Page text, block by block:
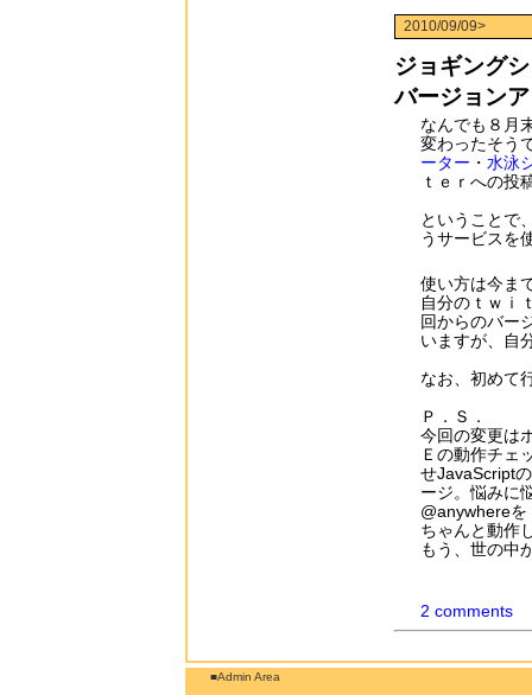
2010/09/09>
ジョギング
バージョン
なんでも８月
変わったそう
ーター ・ 水泳
ｔｅｒへの投
ということで
うサービスを
使い方は今ま
自分のｔｗｉ
回からのバー
いますが、自
なお、初めて
Ｐ．Ｓ．
今回の変更は
Ｅの動作チェ
せJavaScript
ージ。悩みに
@anywhere
ちゃんと動作
もう、世の中
2 comments
■Admin Area